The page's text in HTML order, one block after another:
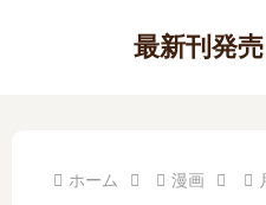
最新刊発
ホーム 漫画